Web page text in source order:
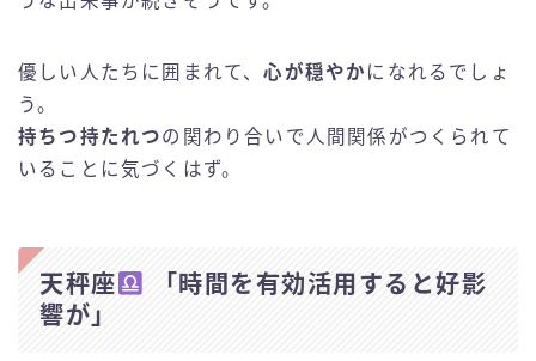
優しい人たちに囲まれて、心が穏やか になれるでしょ
う。
持ちつ持たれつの関わり合いで人間関係がつくられて
いることに気づくはず。
天秤座
「時間を有効活用すると好影
響が」